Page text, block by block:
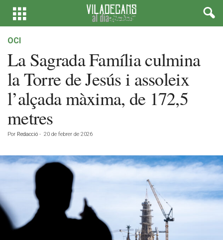
OCI
La Sagrada Família culmina
la Torre de Jesús i assoleix
l’alçada màxima, de 172,5
metres
Por Redacció - 20 de febrer de 2026